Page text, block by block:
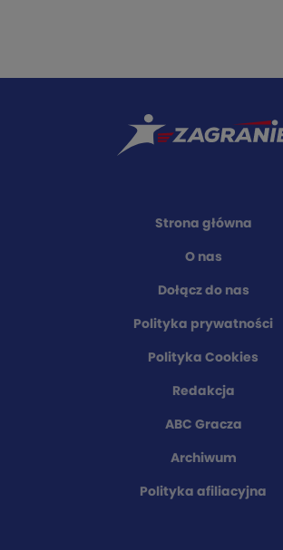
Strona główna
O nas
Dołącz do nas
Polityka prywatności
Polityka Cookies
Redakcja
ABC Gracza
Archiwum
Polityka afiliacyjna